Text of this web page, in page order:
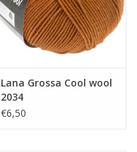
Lana Grossa Cool wool
2034
€6,50